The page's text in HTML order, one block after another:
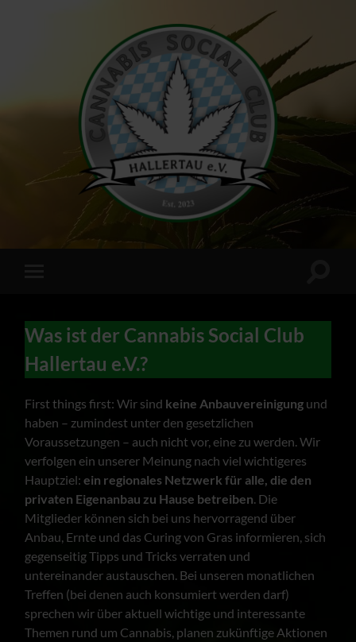
Cannabis
Social
Club
Was ist der Cannabis Social Club
Hallertau e.V.?
First things first: Wir sind keine Anbauvereinigung und
haben – zumindest unter den gesetzlichen
Voraussetzungen – auch nicht vor, eine zu werden. Wir
verfolgen ein unserer Meinung nach viel wichtigeres
Hauptziel:ein regionales Netzwerk für alle, die den
privaten Eigenanbau zu Hause betreiben . Die
Mitglieder können sich bei uns hervorragend über
Anbau, Ernte und das Curing von Gras informieren, sich
gegenseitig Tipps und Tricks verraten und
untereinander austauschen. Bei unseren monatlichen
Treffen (bei denen auch konsumiert werden darf)
sprechen wir über aktuell wichtige und interessante
Themen rund um Cannabis, planen zukünftige Aktionen